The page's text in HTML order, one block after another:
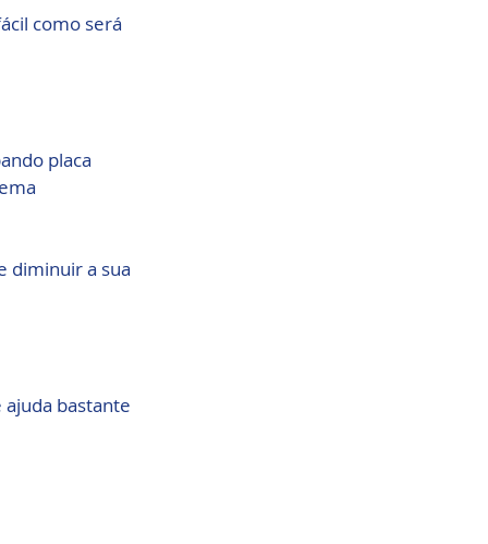
como será
placa
diminuir a sua
bastante